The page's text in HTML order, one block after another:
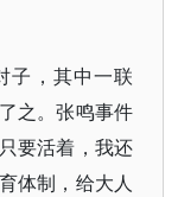
子，其中一联
之。张鸣事件
要活着，我还
体制，给大人